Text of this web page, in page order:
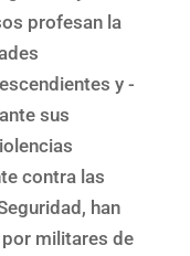
profesan la
y -
sus
contra las
han
militares de